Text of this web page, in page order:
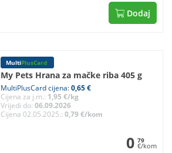
Dodaj
MultiPlusCard
My Pets Hrana za mačke riba 405 g
MultiPlusCard cijena:0,65 €
Cijena za j.m.: 1,95 €/kg
Vrijedi do: 06.09.2026
Cijena 02.05.2025.: 0,79 €/kom
0 79
€/kom